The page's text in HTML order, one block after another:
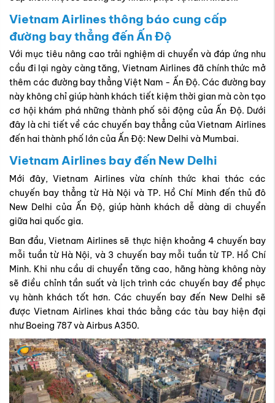
Vietnam Airlines thông báo cung cấp
đường bay thẳng đến Ấn Độ
Với mục tiêu nâng cao trải nghiệm di chuyển và đáp ứng nhu
cầu đi lại ngày càng tăng, Vietnam Airlines đã chính thức mở
thêm các đường bay thẳng Việt Nam - Ấn Độ. Các đường bay
này không chỉ giúp hành khách tiết kiệm thời gian mà còn tạo
cơ hội khám phá những thành phố sôi động của Ấn Độ. Dưới
đây là chi tiết về các chuyến bay thẳng của Vietnam Airlines
đến hai thành phố lớn của Ấn Độ: New Delhi và Mumbai.
Vietnam Airlines bay đến New Delhi
Mới đây, Vietnam Airlines vừa chính thức khai thác các
chuyến bay thẳng từ Hà Nội và TP. Hồ Chí Minh đến thủ đô
New Delhi của Ấn Độ, giúp hành khách dễ dàng di chuyển
giữa hai quốc gia.
Ban đầu, Vietnam Airlines sẽ thực hiện khoảng 4 chuyến bay
mỗi tuần từ Hà Nội, và 3 chuyến bay mỗi tuần từ TP. Hồ Chí
Minh. Khi nhu cầu di chuyển tăng cao, hãng hàng không này
sẽ điều chỉnh tần suất và lịch trình các chuyến bay để phục
vụ hành khách tốt hơn. Các chuyến bay đến New Delhi sẽ
được Vietnam Airlines khai thác bằng các tàu bay hiện đại
như Boeing 787 và Airbus A350.